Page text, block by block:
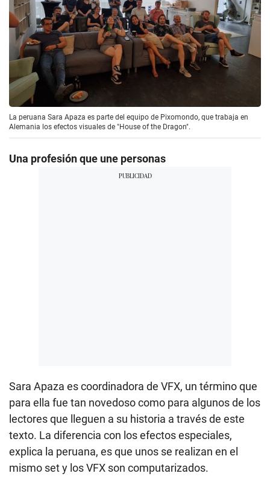
La peruana Sara Apaza es parte del equipo de Pixomondo, que trabaja en
Alemania los efectos visuales de "House of the Dragon".
Una profesión que une personas
Sara Apaza es coordinadora de VFX, un término que
para ella fue tan novedoso como para algunos de los
lectores que lleguen a su historia a través de este
texto. La diferencia con los efectos especiales,
explica la peruana, es que unos se realizan en el
mismo set y los VFX son computarizados.